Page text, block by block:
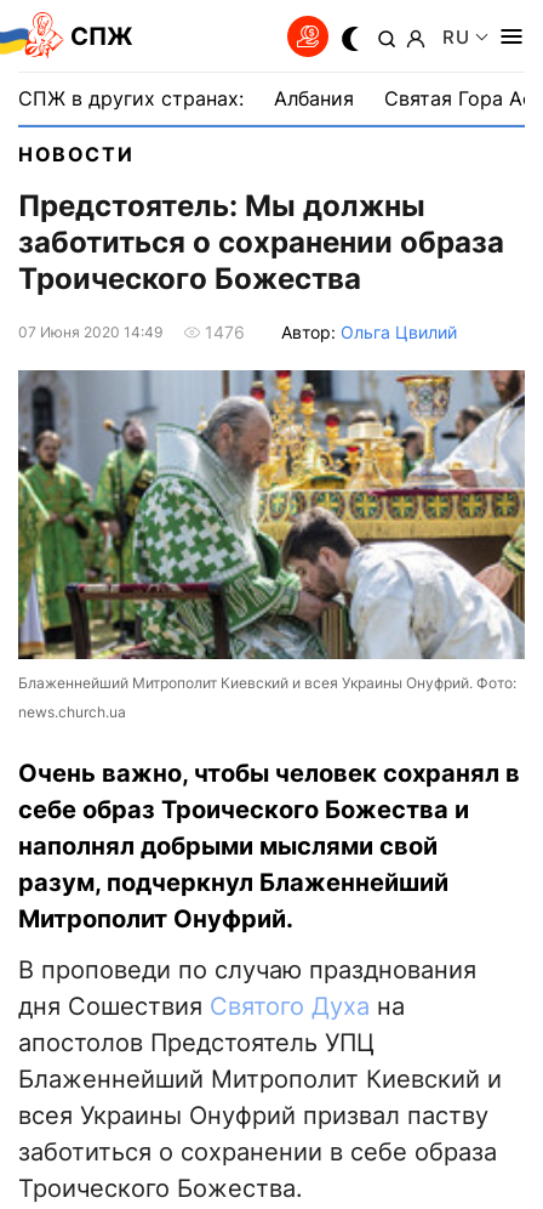
СПЖ RU
СПЖ в других странах: Албания Святая Гора
НОВОСТИ
Предстоятель: Мы должны
заботиться о сохранении образа
Троического Божества
07 Июня 2020 14:49 1476 Автор: Ольга Цвилий
Блаженнейший Митрополит Киевский и всея Украины Онуфрий. Фото:
news.church.ua
Очень важно, чтобы человек сохранял в
себе образ Троического Божества и
наполнял добрыми мыслями свой
разум, подчеркнул Блаженнейший
Митрополит Онуфрий.
В проповеди по случаю празднования
дня Сошествия Святого Духа на
апостолов Предстоятель УПЦ
Блаженнейший Митрополит Киевский и
всея Украины Онуфрий призвал паству
заботиться о сохранении в себе образа
Троического Божества.